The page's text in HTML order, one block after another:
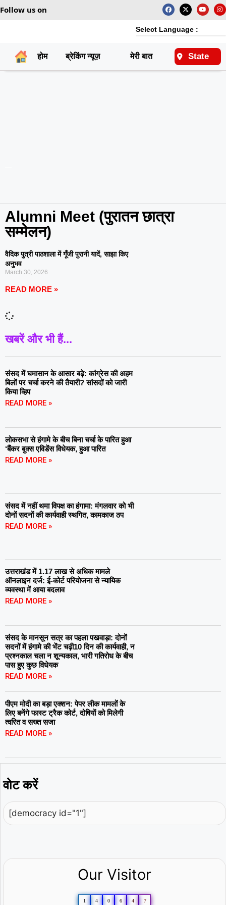
Follow us on
Select Language :
होम ब्रेकिंग न्यूज़ मेरी बात राष्ट्रीय
State
Alumni Meet (पुरातन छात्रा
सम्मेलन)
वैदिक पुत्री पाठशाला में गूँजी पुरानी यादें, साझा किए
अनुभव
March 30, 2026
READ MORE »
खबरें और भी हैं...
संसद में घमासान के आसार बढ़े: कांग्रेस की अहम
बिलों पर चर्चा करने की तैयारी? सांसदों को जारी
किया व्हिप
READ MORE »
लोकसभा से हंगामे के बीच बिना चर्चा के पारित हुआ
‘बैंकर बुक्स एविडेंस विधेयक, हुआ पारित
READ MORE »
संसद में नहीं थमा विपक्ष का हंगामा: मंगलवार को भी
दोनों सदनों की कार्यवाही स्थगित, कामकाज ठप
READ MORE »
उत्तराखंड में 1.17 लाख से अधिक मामले
ऑनलाइन दर्ज: ई-कोर्ट परियोजना से न्यायिक
व्यवस्था में आया बदलाव
READ MORE »
संसद के मानसून सत्र का पहला पखवाड़ा: दोनों
सदनों में हंगामे की भेंट चढ़ी10 दिन की कार्यवाही, न
प्रश्नकाल चला न शून्यकाल, भारी गतिरोध के बीच
पास हुए कुछ विधेयक
READ MORE »
पीएम मोदी का बड़ा एक्शन: पेपर लीक मामलों के
लिए बनेंगे फास्ट ट्रैक कोर्ट, दोषियों को मिलेगी
त्वरित व सख्त सजा
READ MORE »
वोट करें
[democracy id="1"]
Our Visitor
1 4 0 6 4 7